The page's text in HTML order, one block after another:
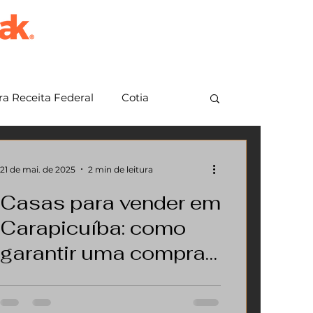
Receita Federal Cotia
Casas para vender em
Carapicuíba: como
garantir uma compra
documentação
Se você está procurando casas para
vender em Carapicuíba, seja como
21 de mai. de 2025 2 min de leitura